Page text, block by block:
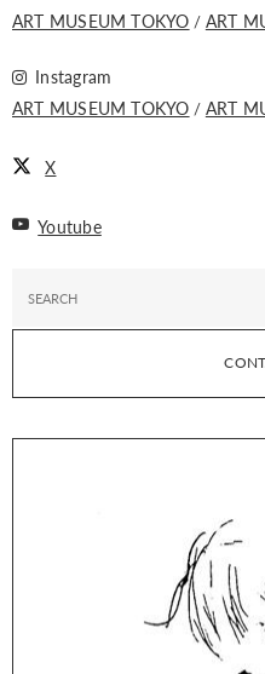
ART MUSEUM TOKYO
ART
Instagram
ART MUSEUM TOKYO
ART
X
Youtube